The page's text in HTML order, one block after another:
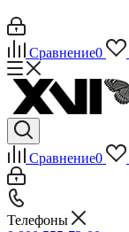
Сравнение0
Сравнение0
Телефоны